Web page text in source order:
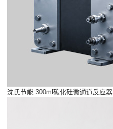
沈氏节能:300ml碳化硅微通道反应器